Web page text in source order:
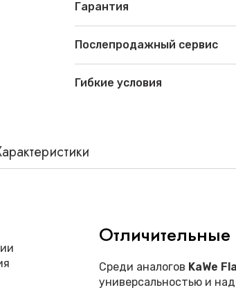
Гарантия
Послепродажный сервис
Гибкие условия
Отличительные
Среди аналогов KaWe
универсальностью и